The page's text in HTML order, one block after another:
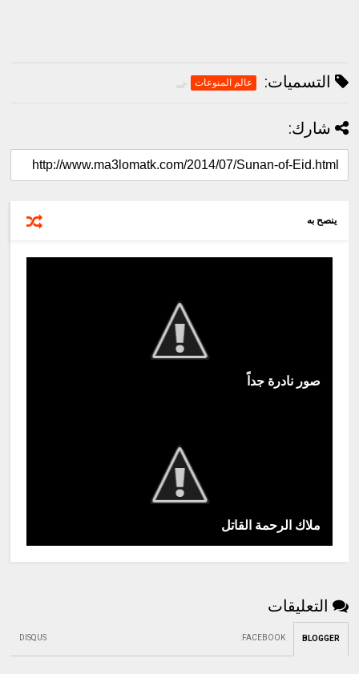
التسميات: عالم المنوعات
شارك:
ينصح به
صور نادرة جداً
ملاك الرحمة القاتل
التعليقات
BLOGGER
FACEBOOK
:
DISQUS